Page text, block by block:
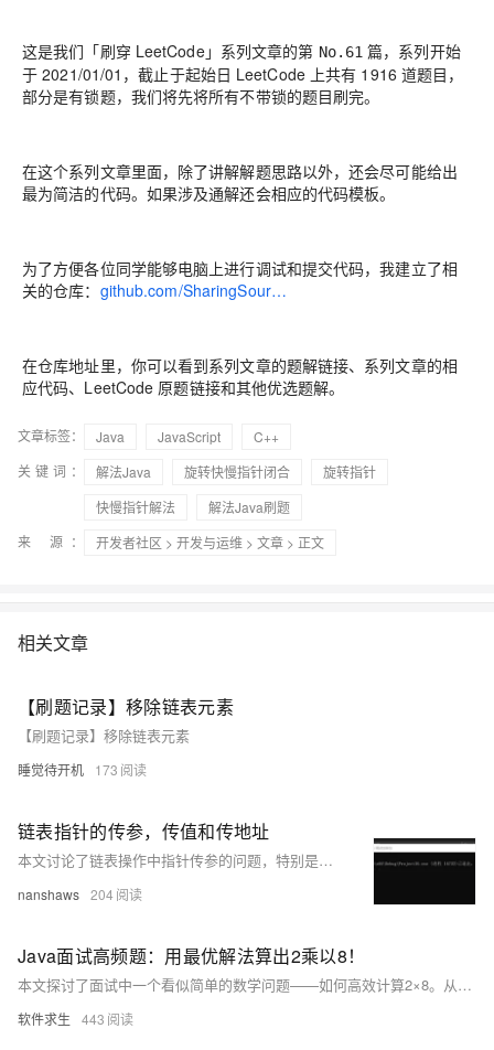
这是我们「刷穿 LeetCode」系列文章的第 No.61 篇，系列开始
于 2021/01/01，截止于起始日 LeetCode 上共有 1916 道题目，
部分是有锁题，我们将先将所有不带锁的题目刷完。
在这个系列文章里面，除了讲解解题思路以外，还会尽可能给出
最为简洁的代码。如果涉及通解还会相应的代码模板。
为了方便各位同学能够电脑上进行调试和提交代码，我建立了相
关的仓库： github.com/SharingSour…
在仓库地址里，你可以看到系列文章的题解链接、系列文章的相
应代码、LeetCode 原题链接和其他优选题解。
文章标签： Java JavaScript
C++
关键词：
解法Java 旋转快慢指针闭合
旋转指针
快慢指针解法
解法Java刷题
来 源：
开发者社区 > 开发与运维 > 文章 > 正文
相关文章
【刷题记录】移除链表元素
【刷题记录】移除链表元素
睡觉待开机 173
链表指针的传参，传值和传地址
本文讨论了链表操作中指针传参的问题，特别是指针的传值与传地址的区别，并提供了修正代码，以确保链表插入操作能正确地修改指针指向的地址。
nanshaws 204
Java面试高频题：用最优解法算出2乘以8！
本文探讨了面试中一个看似简单的数学问题——如何高效计算2×8。从直接使用乘法、位运算优化、编译器优化、加法实现到大整数场景下的处理，全面解析了不同方法的原理和适用场景，帮助读者深入理解计算效率优化的重要性。
软件求生 443